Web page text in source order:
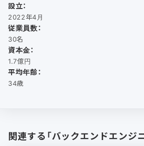
設立：
2022年4月
従業員数：
30名
資本金：
1.7億円
平均年齢：
34歳
関連する「バックエンドエンジ